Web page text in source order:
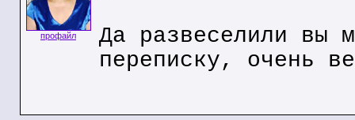
профайл
Да развеселили вы
переписку, очень